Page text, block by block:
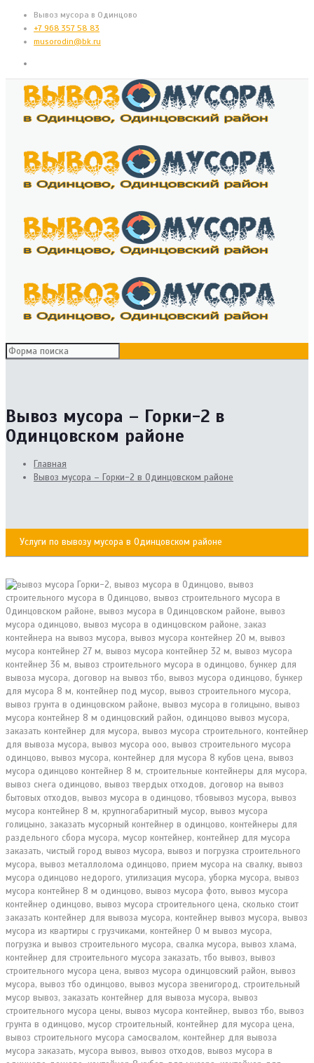
Вывоз мусора в Одинцово
+7 968 357 58 83
musorodin@bk.ru
Вывоз мусора – Горки-2 в
Одинцовском районе
Главная
Вывоз мусора – Горки-2 в Одинцовском районе
Услуги по вывозу мусора в Одинцовском районе